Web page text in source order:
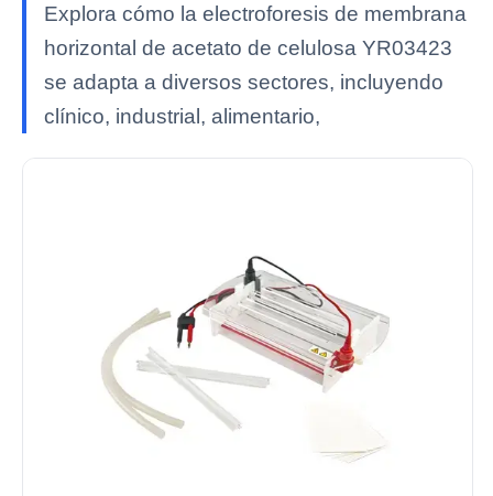
Explora cómo la electroforesis de membrana
horizontal de acetato de celulosa YR03423
se adapta a diversos sectores, incluyendo
clínico, industrial, alimentario,